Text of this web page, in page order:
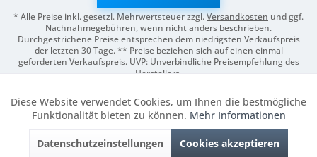
* Alle Preise inkl. gesetzl. Mehrwertsteuer zzgl.Versandkosten und ggf.
Nachnahmegebühren, wenn nicht anders beschrieben.
Durchgestrichene Preise entsprechen dem niedrigsten Verkaufspreis
der letzten 30 Tage. ** Preise beziehen sich auf einen einmal
geforderten Verkaufspreis. UVP: Unverbindliche Preisempfehlung des
Herstellers.
Funktionale Aktiv
Marketing Inaktiv
Diese Website verwendet Cookies, um Ihnen die bestmögliche
Funktionalität bieten zu können. Mehr Informationen
Datenschutzeinstellungen Cookies akzeptieren